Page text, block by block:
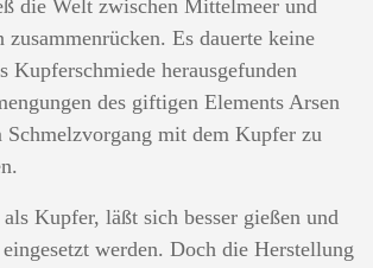
die Welt zwischen Mittelmeer und
zusammenrücken. Es dauerte keine
Kupferschmiede herausgefunden
des giftigen Elements Arsen
mit dem Kupfer zu
Kupfer, läßt sich besser gießen und
werden. Doch die Herstellung